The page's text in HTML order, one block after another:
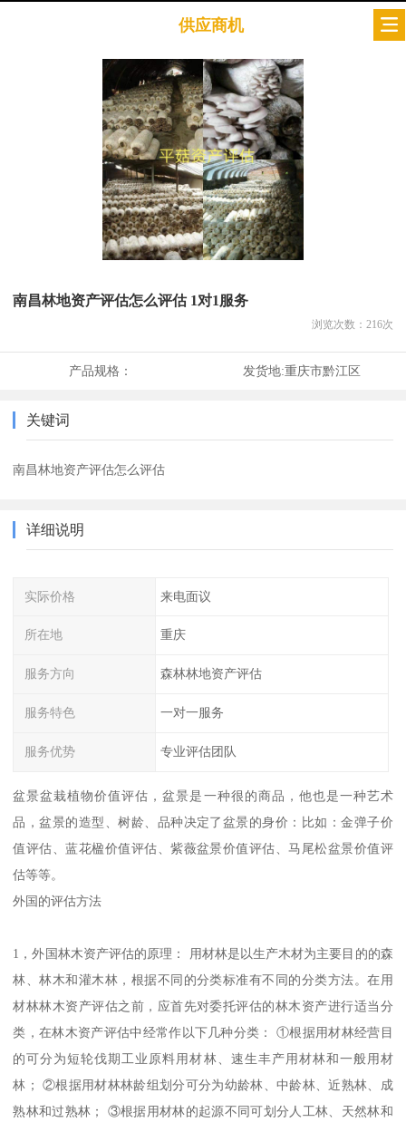
供应商机
南昌林地资产评估怎么评估 1对1服务
浏览次数： 216次
产品规格： 发货地:重庆市黔江区
关键词
南昌林地资产评估怎么评估
详细说明
实际价格 来电面议
所在地 重庆
服务方向 森林林地资产评估
服务特色 一对一服务
服务优势 专业评估团队
盆景盆栽植物价值评估，盆景是一种很的商品，他也是一种艺术
品，盆景的造型、树龄、品种决定了盆景的身价：比如：金弹子价
值评估、蓝花楹价值评估、紫薇盆景价值评估、马尾松盆景价值评
估等等。
外国的评估方法
1，外国林木资产评估的原理： 用材林是以生产木材为主要目的的森
林、林木和灌木林，根据不同的分类标准有不同的分类方法。在用
材林林木资产评估之前，应首先对委托评估的林木资产进行适当分
类，在林木资产评估中经常作以下几种分类： ①根据用材林经营目
的可分为短轮伐期工业原料用材林、速生丰产用材林和一般用材
林； ②根据用材林林龄组划分可分为幼龄林、中龄林、近熟林、成
熟林和过熟林； ③根据用材林的起源不同可划分人工林、天然林和